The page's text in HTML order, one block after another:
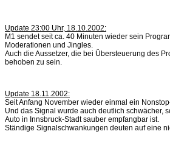
Update 23:00 Uhr, 18.10.2002:
M1 sendet seit ca. 40 Minuten wieder sein
Moderationen und Jingles.
Auch die Aussetzer, die bei Übersteuerung des
behoben zu sein.
Update 18.11.2002:
Seit Anfang November wieder einmal ein
Und das Signal wurde auch deutlich schwächer,
Auto in Innsbruck-Stadt sauber empfangbar ist.
Ständige Signalschwankungen deuten auf eine